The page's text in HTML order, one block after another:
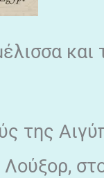
της